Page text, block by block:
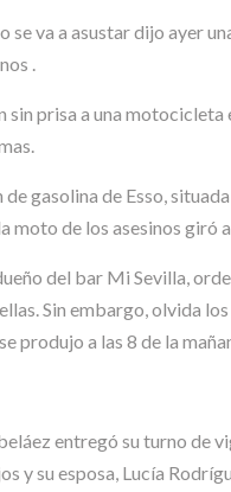
se va a asustar dijo ayer
.
sin prisa a una
gasolina de Esso,
moto de los asesinos giró
del bar Mi Sevilla,
Sin embargo, olvida
produjo a las 8 de la
entregó su turno de
y su esposa, Lucía